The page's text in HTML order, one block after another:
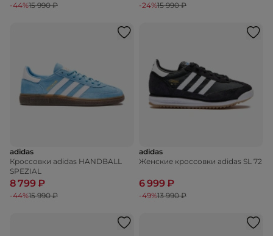
-44%15 990 ₽ -24%15 990 ₽
adidas
Кроссовки adidas HANDBALL
SPEZIAL
8 799 ₽
-44%15 990 ₽
adidas
Женские кроссовки adidas SL 72
6 999 ₽
-49%13 990 ₽